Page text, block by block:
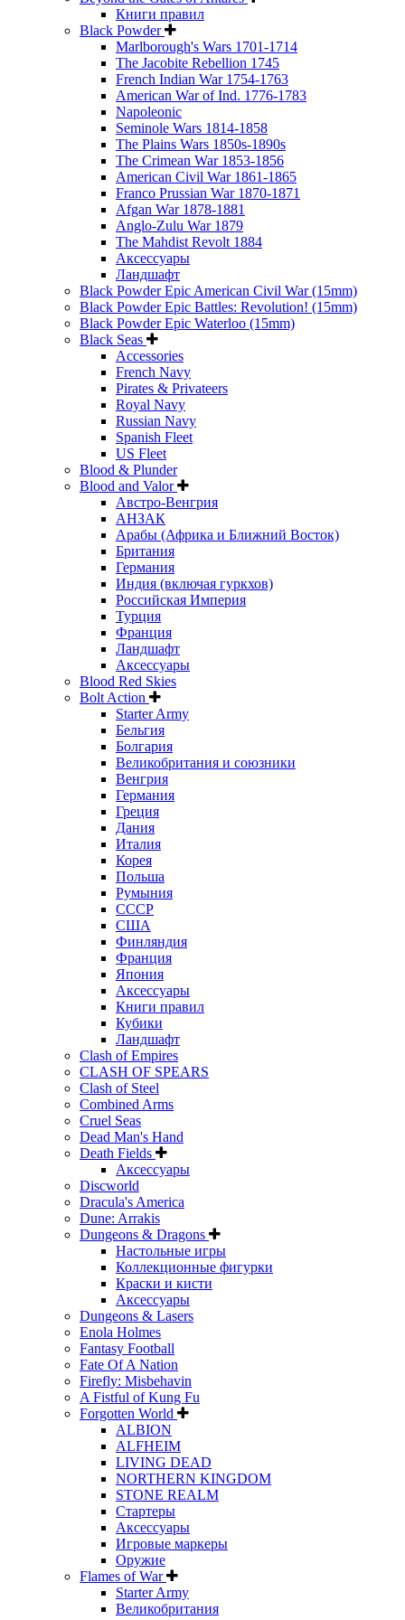
Книги правил
Black Powder
Marlborough's Wars 1701-1714
The Jacobite Rebellion 1745
French Indian War 1754-1763
American War of Ind. 1776-1783
Napoleonic
Seminole Wars 1814-1858
The Plains Wars 1850s-1890s
The Crimean War 1853-1856
American Civil War 1861-1865
Franco Prussian War 1870-1871
Afgan War 1878-1881
Anglo-Zulu War 1879
The Mahdist Revolt 1884
Аксессуары
Ландшафт
Black Powder Epic American Civil War (15mm)
Black Powder Epic Battles: Revolution! (15mm)
Black Powder Epic Waterloo (15mm)
Black Seas
Accessories
French Navy
Pirates & Privateers
Royal Navy
Russian Navy
Spanish Fleet
US Fleet
Blood & Plunder
Blood and Valor
Австро-Венгрия
АНЗАК
Арабы (Африка и Ближний Восток)
Британия
Германия
Индия (включая гуркхов)
Российская Империя
Турция
Франция
Ландшафт
Аксессуары
Blood Red Skies
Bolt Action
Starter Army
Бельгия
Болгария
Великобритания и союзники
Венгрия
Германия
Греция
Дания
Италия
Корея
Польша
Румыния
СССР
США
Финляндия
Франция
Япония
Аксессуары
Книги правил
Кубики
Ландшафт
Clash of Empires
CLASH OF SPEARS
Clash of Steel
Combined Arms
Cruel Seas
Dead Man's Hand
Death Fields
Аксессуары
Discworld
Dracula's America
Dune: Arrakis
Dungeons & Dragons
Настольные игры
Коллекционные фигурки
Краски и кисти
Аксессуары
Dungeons & Lasers
Enola Holmes
Fantasy Football
Fate Of A Nation
Firefly: Misbehavin
A Fistful of Kung Fu
Forgotten World
ALBION
ALFHEIM
LIVING DEAD
NORTHERN KINGDOM
STONE REALM
Стартеры
Аксессуары
Игровые маркеры
Оружие
Flames of War
Starter Army
Великобритания